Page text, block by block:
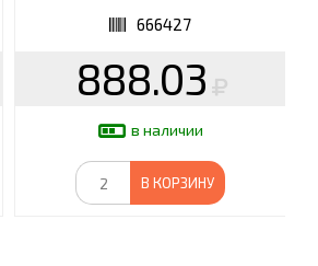
666427
888.03
в наличии
В КОРЗИНУ